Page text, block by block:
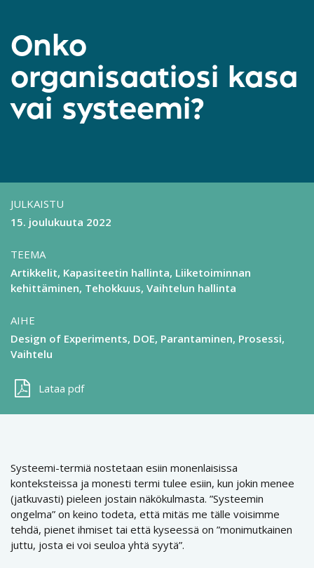
Onko
organisaatiosi kasa
vai systeemi?
JULKAISTU
15. joulukuuta 2022
TEEMA
Artikkelit Kapasiteetin hallinta Liiketoiminnan
kehittäminen Tehokkuus Vaihtelun hallinta
AIHE
Design of Experiments, DOE Parantaminen Prosessi
Vaihtelu
Lataa pdf
Systeemi-termiä nostetaan esiin monenlaisissa
konteksteissa ja monesti termi tulee esiin, kun jokin menee
(jatkuvasti) pieleen jostain näkökulmasta. ”Systeemin
ongelma” on keino todeta, että mitäs me tälle voisimme
tehdä, pienet ihmiset tai että kyseessä on ”monimutkainen
juttu, josta ei voi seuloa yhtä syytä”.